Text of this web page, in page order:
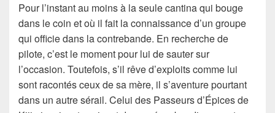
Pour l’instant au moins à la seule cantina qui bouge
dans le coin et où il fait la connaissance d’un groupe
qui officie dans la contrebande. En recherche de
pilote, c’est le moment pour lui de sauter sur
l’occasion. Toutefois, s’il rêve d’exploits comme lui
sont racontés ceux de sa mère, il s’aventure pourtant
dans un autre sérail. Celui des Passeurs d’Épices de